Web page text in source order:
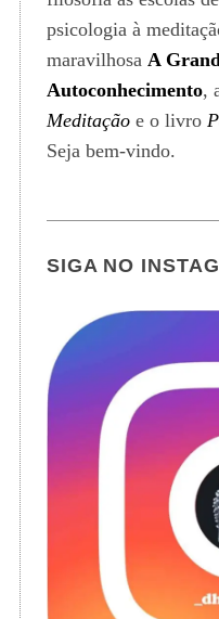
psicologia à
maravilhosa A
Autoconhecimento,
Meditaçãoe o livro
Seja bem-vindo.
SIGA NO